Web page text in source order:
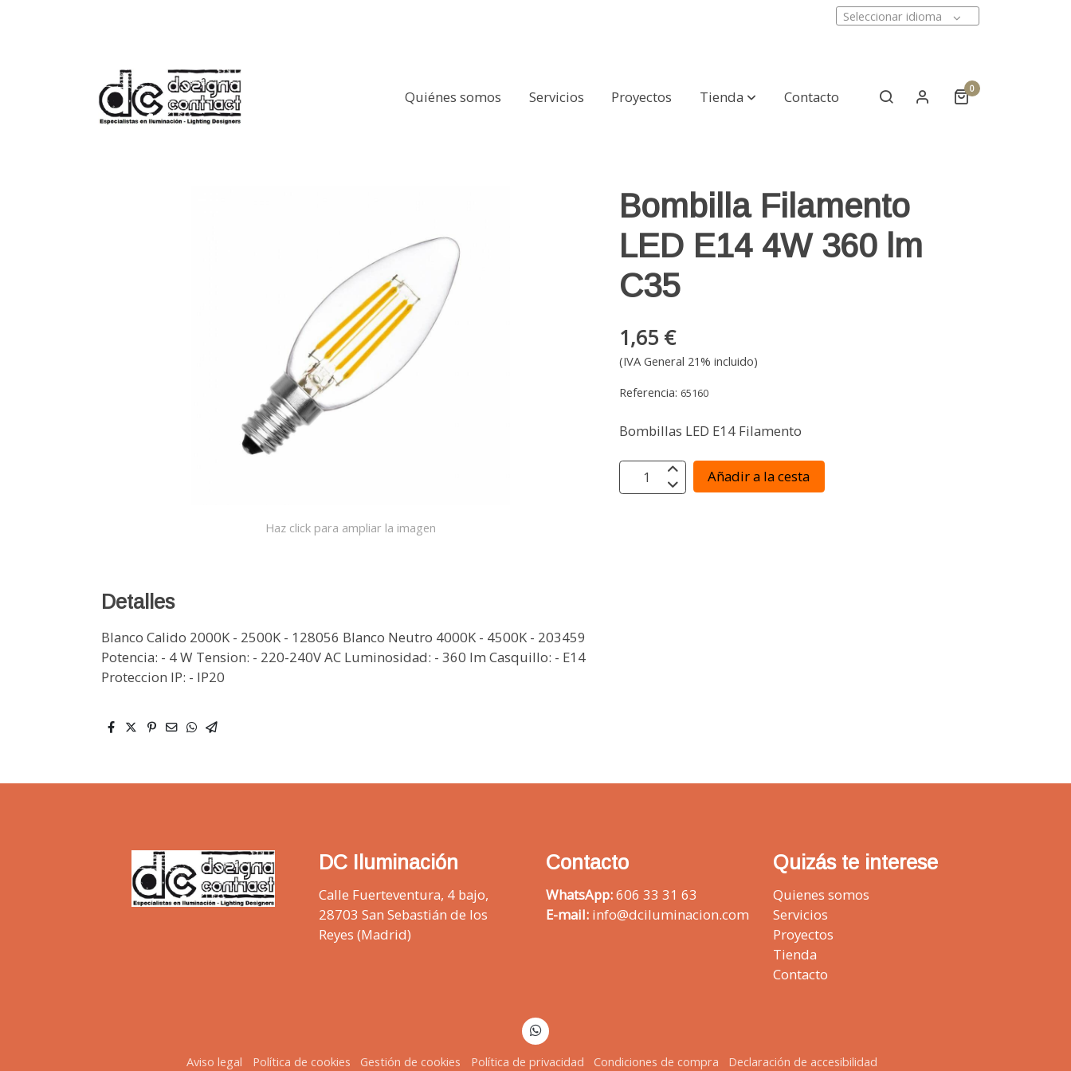
Seleccionar idioma
Quiénes somos Servicios Proyectos Tienda Contacto 0
Haz click para ampliar la imagen
Detalles
Blanco Calido 2000K - 2500K - 128056 Blanco Neutro 4000K - 4500K - 203459
Potencia: - 4 W Tension: - 220-240V AC Luminosidad: - 360 lm Casquillo: - E14
Proteccion IP: - IP20
Bombilla Filamento
LED E14 4W 360 lm
C35
1,65 €
(IVA General 21% incluido)
Referencia: 65160
Bombillas LED E14 Filamento
Añadir a la cesta
DC Iluminación
Calle Fuerteventura, 4 bajo,
28703 San Sebastián de los
Reyes (Madrid)
Contacto
WhatsApp:606 33 31 63
E-mail: info@dciluminacion.com
Quizás te interese
Quienes somos
Servicios
Proyectos
Tienda
Contacto
Aviso legal Política de cookies Gestión de cookies Política de privacidad Condiciones de compra Declaración de accesibilidad